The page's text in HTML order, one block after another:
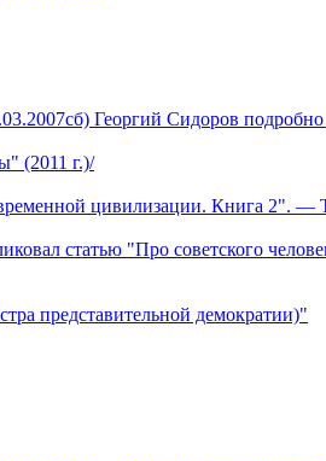
Георгий Сидоров подробно
(2011 г.)/
цивилизации. Книга 2". —
статью "Про советского
представительной демократии)"